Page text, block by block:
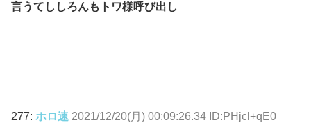
言うてししろんもトワ様呼び出し
277: ホロ速 2021/12/20(月) 00:09:26.34 ID:PHjcl+qE0